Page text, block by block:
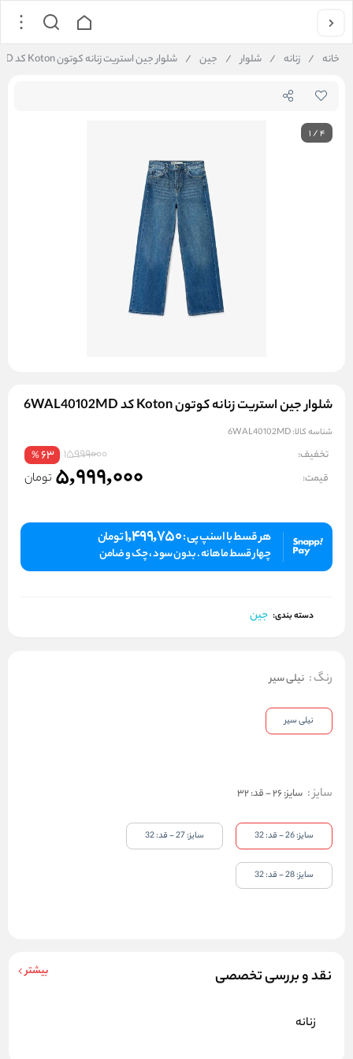
خانه / زنانه / شلوار / جین / شلوار جین استریت زنانه کوتون Koton کد 6WAL40102MD
1/4
شلوار جین استریت زنانه کوتون Koton کد 6WAL40102MD
شناسه کالا:6WAL40102MD
تخفیف: 15999000
63
%
قیمت: 5,999,000 تومان
هر قسط با اسنپ پی :1,499,750تومان
چهار قسط ماهانه . بدون سود ، چک و ضامن
دسته بندی: جین
نقد و بررسی تخصصی بیشتر
زنانه
رنگ: نیلی سیر
نیلی سیر
سایز: سایز: 26 - قد: 32
سایز: 26 - قد: 32 سایز: 27 - قد: 32
سایز: 28 - قد: 32